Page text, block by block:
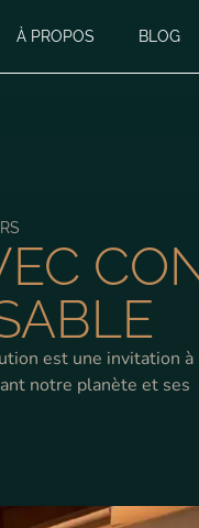
À PROPOS BLOG
est une invitation à
notre planète et ses